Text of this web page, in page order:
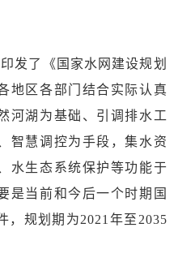
发了《国家水网建设规划
地区各部门结合实际认真
河湖为基础、引调排水工
智慧调控为手段，集水资
水生态系统保护等功能于
是当前和今后一个时期国
，规划期为2021年至2035